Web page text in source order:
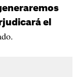
el